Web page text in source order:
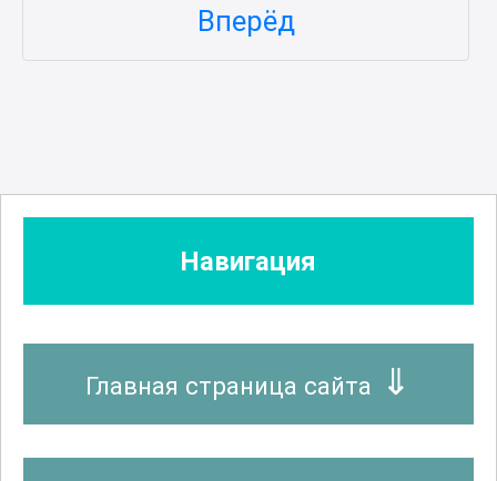
Вперёд
Навигация
Главная страница сайта